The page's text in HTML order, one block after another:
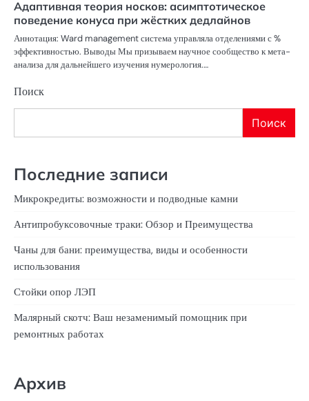
Адаптивная теория носков: асимптотическое
поведение конуса при жёстких дедлайнов
Аннотация: Ward management система управляла отделениями с %
эффективностью. Выводы Мы призываем научное сообщество к мета-
анализа для дальнейшего изучения нумерология.…
Поиск
Поиск
Последние записи
Микрокредиты: возможности и подводные камни
Антипробуксовочные траки: Обзор и Преимущества
Чаны для бани: преимущества, виды и особенности
использования
Стойки опор ЛЭП
Малярный скотч: Ваш незаменимый помощник при
ремонтных работах
Архив